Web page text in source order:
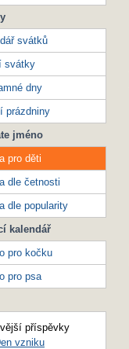
svátků
svátky
dny
prázdniny
jméno
pro děti
dle četnosti
dle popularity
kalendář
pro kočku
pro psa
příspěvky
vzniku